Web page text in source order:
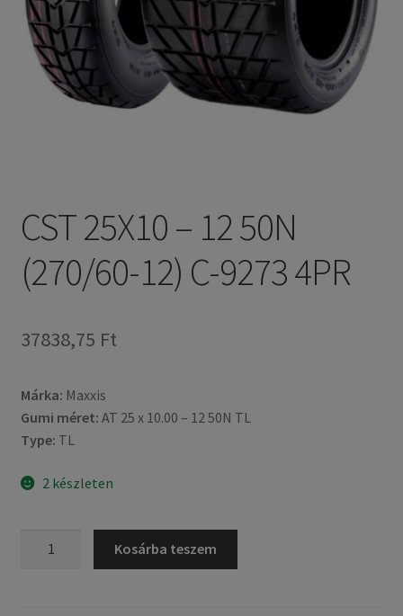
CST 25X10 – 12 50N
(270/60-12) C-9273 4PR
37838,75 Ft
Márka: Maxxis
Gumi méret: AT 25 x 10.00 – 12 50N TL
Type: TL
2 készleten
Kosárba teszem